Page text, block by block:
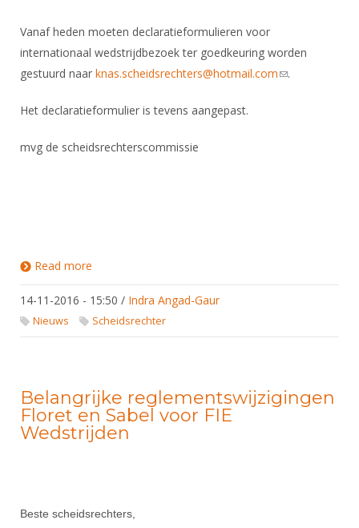
Geschiedenis van het schermen
Vanaf heden moeten declaratieformulieren voor
internationaal wedstrijdbezoek ter goedkeuring worden
gestuurd naar knas.scheidsrechters@hotmail.com(link sends e-
.
Het declaratieformulier is tevens aangepast.
mvg de scheidsrechterscommissie
Read more
14-11-2016 - 15:50 / Indra Angad-Gaur
Nieuws Scheidsrechter
Belangrijke reglementswijzigingen
Floret en Sabel voor FIE
Wedstrijden
Beste scheidsrechters,